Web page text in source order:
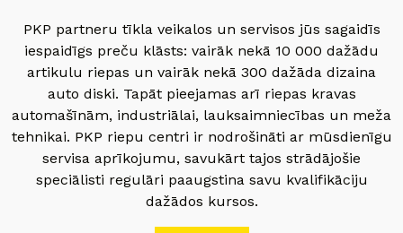
PKP partneru tīkla veikalos un servisos jūs sagaidīs
iespaidīgs preču klāsts: vairāk nekā 10 000 dažādu
artikulu riepas un vairāk nekā 300 dažāda dizaina
auto diski. Tapāt pieejamas arī riepas kravas
automašīnām, industriālai, lauksaimniecības un meža
tehnikai. PKP riepu centri ir nodrošināti ar mūsdienīgu
servisa aprīkojumu, savukārt tajos strādājošie
speciālisti regulāri paaugstina savu kvalifikāciju
dažādos kursos.